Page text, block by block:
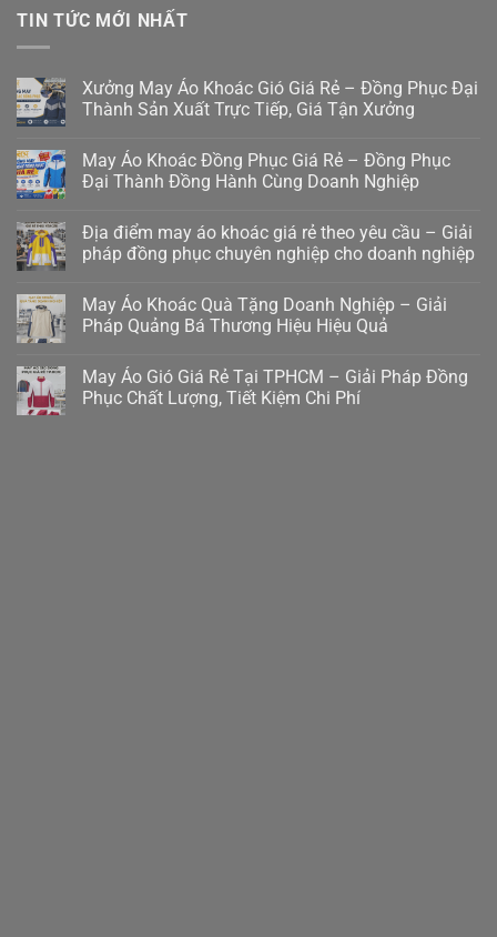
TIN TỨC MỚI NHẤT
Xưởng May Áo Khoác Gió Giá Rẻ – Đồng Phục Đại
Thành Sản Xuất Trực Tiếp, Giá Tận Xưởng
May Áo Khoác Đồng Phục Giá Rẻ – Đồng Phục
Đại Thành Đồng Hành Cùng Doanh Nghiệp
Địa điểm may áo khoác giá rẻ theo yêu cầu – Giải
pháp đồng phục chuyên nghiệp cho doanh nghiệp
May Áo Khoác Quà Tặng Doanh Nghiệp – Giải
Pháp Quảng Bá Thương Hiệu Hiệu Quả
May Áo Gió Giá Rẻ Tại TPHCM – Giải Pháp Đồng
Phục Chất Lượng, Tiết Kiệm Chi Phí